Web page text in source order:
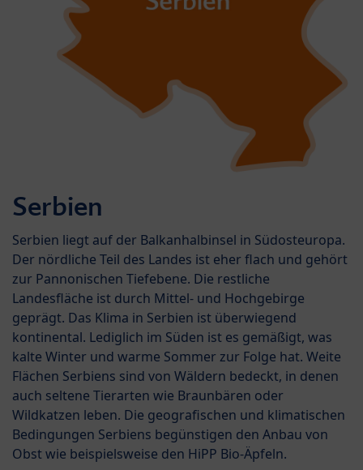
Serbien
Serbien liegt auf der Balkanhalbinsel in Südosteuropa.
Der nördliche Teil des Landes ist eher flach und gehört
zur Pannonischen Tiefebene. Die restliche
Landesfläche ist durch Mittel- und Hochgebirge
geprägt. Das Klima in Serbien ist überwiegend
kontinental. Lediglich im Süden ist es gemäßigt, was
kalte Winter und warme Sommer zur Folge hat. Weite
Flächen Serbiens sind von Wäldern bedeckt, in denen
auch seltene Tierarten wie Braunbären oder
Wildkatzen leben. Die geografischen und klimatischen
Bedingungen Serbiens begünstigen den Anbau von
Obst wie beispielsweise den HiPP Bio-Äpfeln.